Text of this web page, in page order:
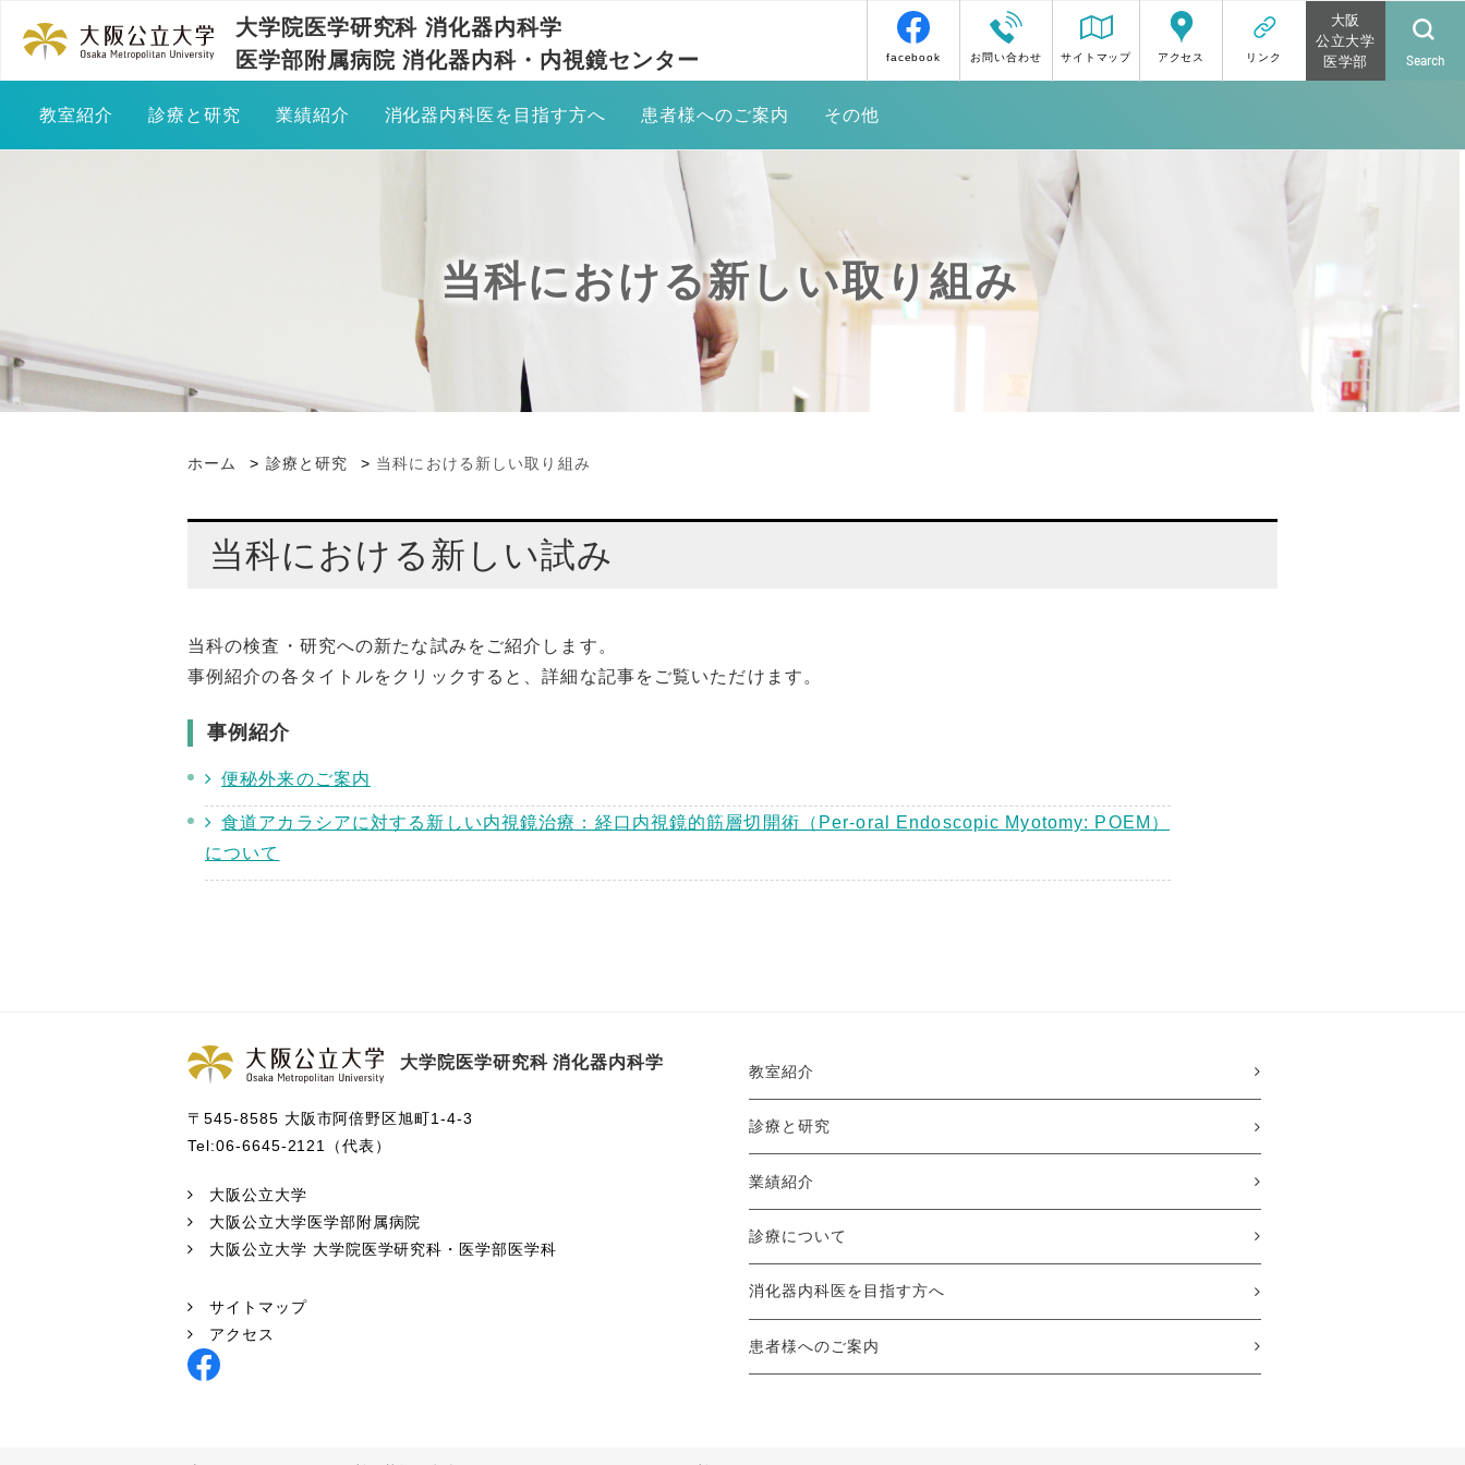
大学院医学研究科 消化器内科学
医学部附属病院 消化器内科・内視鏡センター
大阪
公立大学
医学部
Search
教室紹介
活動報告
トピックス
シンボルマークについて
診療と研究
消化管癌領域における内視鏡診断・
胆膵領域における内視鏡診断・治療 消化器悪性腫瘍に対する化学療法
小腸疾患 炎症性腸疾患
当科における新しい取り組み EHAS日本語版
業績紹介
メディア報道・受賞
消化器内科医を目指す方へ
先輩の声
卒前研修
内科専門研修の流れ
後期臨床研究医専門プログラム
取得可能な資格
患者様へのご案内
診療のご案内
対象疾患について
当科の内視鏡的治療実績
消化器癌セカンドオピニオン外来
便秘外来のご案内
その他
アクセス
リンク
同門会・教室員の方へ
facebook お問い合わせ サイトマップ アクセス リンク
当科における新しい取り組み
ホーム 診療と研究 当科における新しい取り組み
当科における新しい試み
当科の検査・研究への新たな試みをご紹介します。
事例紹介の各タイトルをクリックすると、詳細な記事をご覧いただけます。
事例紹介
便秘外来のご案内
食道アカラシアに対する新しい内視鏡治療：経口内視鏡的筋層切開術（Per-oral Endoscopic Myotomy: POEM）
について
大学院医学研究科 消化器内科学
〒545-8585 大阪市阿倍野区旭町1-4-3
Tel:06-6645-2121（代表）
大阪公立大学
大阪公立大学医学部附属病院
大阪公立大学 大学院医学研究科・医学部医学科
サイトマップ
アクセス
教室紹介
診療と研究
業績紹介
診療について
消化器内科医を目指す方へ
患者様へのご案内